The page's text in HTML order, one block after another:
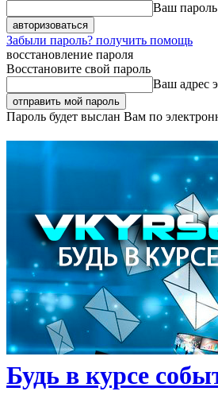
Ваш пароль
Забыли пароль? получить помощь
восстановление пароля
Восстановите свой пароль
Ваш адрес
Пароль будет выслан Вам по
Будь в курсе